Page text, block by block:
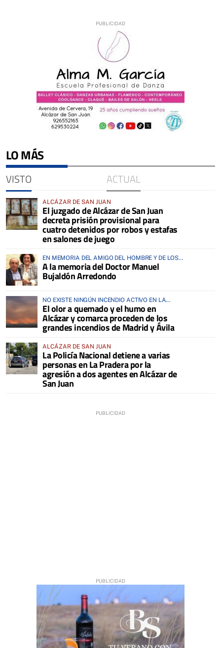
LO MÁS
VISTO ACTUAL
ALCÁZAR DE SAN JUAN
El juzgado de Alcázar de San Juan
decreta prisión provisional para
cuatro detenidos por robos y estafas
en salones de juego
EN MEMORIA DEL AMIGO DEL HOMBRE Y DE LOS
ANIMALES
A la memoria del Doctor Manuel
Bujaldón Arredondo
NO EXISTE NINGÚN INCENDIO ACTIVO EN LA
COMARCA
El olor a quemado y el humo en
Alcázar y comarca proceden de los
grandes incendios de Madrid y Ávila
ALCÁZAR DE SAN JUAN
La Policía Nacional detiene a varias
personas en La Pradera por la
agresión a dos agentes en Alcázar de
San Juan